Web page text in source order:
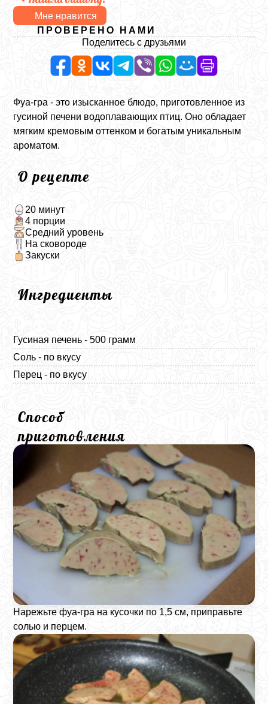
Мне нравится
ПРОВЕРЕНО НАМИ
Поделитесь с друзьями
Фуа-гра - это изысканное блюдо, приготовленное из
гусиной печени водоплавающих птиц. Оно обладает
мягким кремовым оттенком и богатым уникальным
ароматом.
О рецепте
20 минут
4 порции
Средний уровень
На сковороде
Закуски
Ингредиенты
Гусиная печень - 500 грамм
Соль - по вкусу
Перец - по вкусу
Способ
приготовления
Нарежьте фуа-гра на кусочки по 1,5 см, приправьте
солью и перцем.